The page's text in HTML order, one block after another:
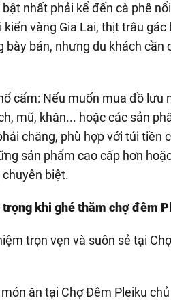
nhất phải kể đến cà phê
kiến vàng Gia Lai, thịt trâu
bày bán, nhưng du khách
cẩm: Nếu muốn mua đồ lưu
mũ, khăn... hoặc các sản
chăng, phù hợp với túi tiền
sản phẩm cao cấp hơn
biệt.
trọng khi ghé thăm chợ đêm
trọn vẹn và suôn sẻ tại
ăn tại Chợ Đêm Pleiku